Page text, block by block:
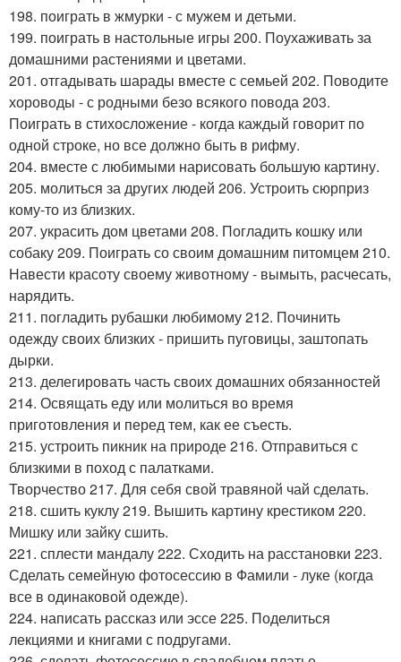
198. поиграть в жмурки - с мужем и детьми.
199. поиграть в настольные игры 200. Поухаживать за
домашними растениями и цветами.
201. отгадывать шарады вместе с семьей 202. Поводите
хороводы - с родными безо всякого повода 203.
Поиграть в стихосложение - когда каждый говорит по
одной строке, но все должно быть в рифму.
204. вместе с любимыми нарисовать большую картину.
205. молиться за других людей 206. Устроить сюрприз
кому-то из близких.
207. украсить дом цветами 208. Погладить кошку или
собаку 209. Поиграть со своим домашним питомцем 210.
Навести красоту своему животному - вымыть, расчесать,
нарядить.
211. погладить рубашки любимому 212. Починить
одежду своих близких - пришить пуговицы, заштопать
дырки.
213. делегировать часть своих домашних обязанностей
214. Освящать еду или молиться во время
приготовления и перед тем, как ее съесть.
215. устроить пикник на природе 216. Отправиться с
близкими в поход с палатками.
Творчество 217. Для себя свой травяной чай сделать.
218. сшить куклу 219. Вышить картину крестиком 220.
Мишку или зайку сшить.
221. сплести мандалу 222. Сходить на расстановки 223.
Сделать семейную фотосессию в Фамили - луке (когда
все в одинаковой одежде).
224. написать рассказ или эссе 225. Поделиться
лекциями и книгами с подругами.